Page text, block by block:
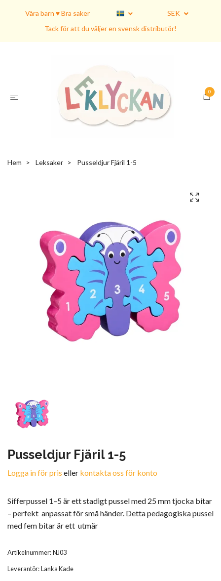
Våra barn ♥ Bra saker
SEK
Tack för att du väljer en svensk distributör!
0
Hem Leksaker Pusseldjur Fjäril 1-5
Pusseldjur Fjäril 1-5
Logga in för pris eller kontakta oss för konto
Sifferpussel 1–5 är ett stadigt pussel med 25 mm tjocka bitar
– perfekt anpassat för små händer. Detta pedagogiska pussel
med fem bitar är ett utmär
Artikelnummer:NJ03
Leverantör:Lanka Kade